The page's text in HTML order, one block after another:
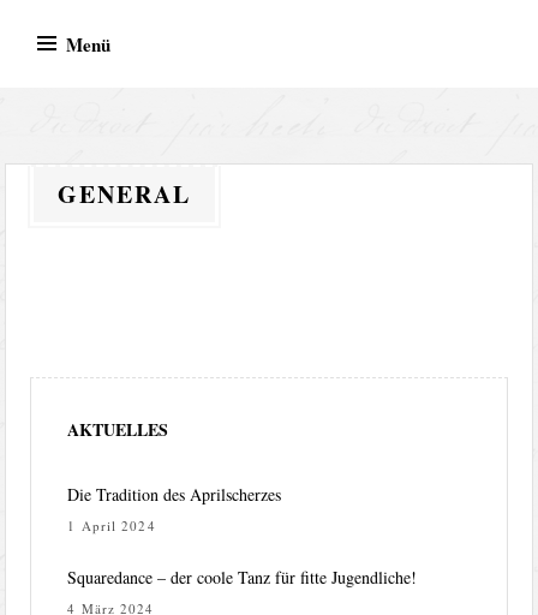
Inhalt
Menü
BVR Records – Bodo von
GENERAL
AKTUELLES
Die Tradition des Aprilscherzes
1 April 2024
Squaredance – der coole Tanz für fitte Jugendliche!
4 März 2024